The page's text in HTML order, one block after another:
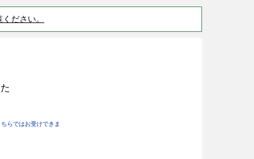
ださい。
らではお受けできま